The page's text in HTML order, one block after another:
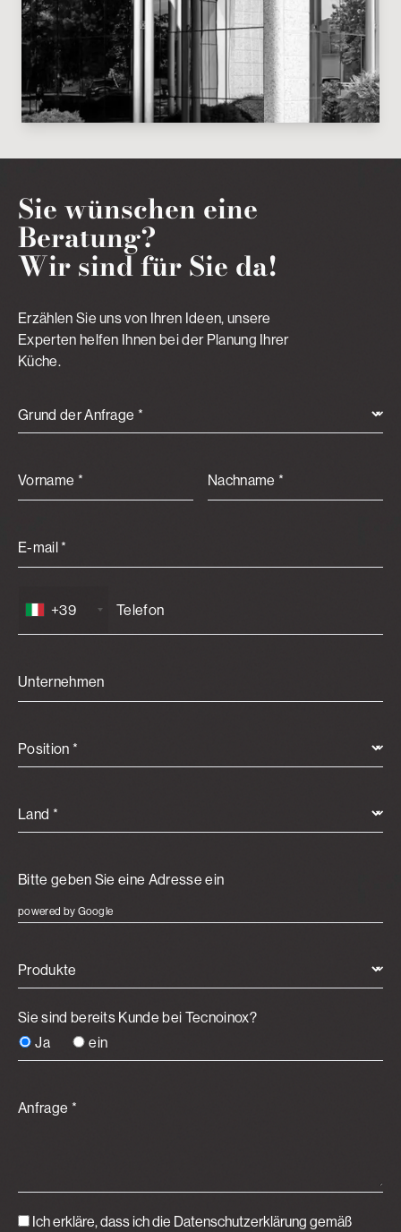
Sie wünschen eine
Beratung?
Wir sind für Sie da!
Erzählen Sie uns von Ihren Ideen, unsere
Experten helfen Ihnen bei der Planung Ihrer
Küche.
Grund der Anfrage *
Vorname * Nachname *
E-mail *
+39
Unternehmen
Position *
Land *
powered by Google
Produkte
Sie sind bereits Kunde bei Tecnoinox?
Ja
ein
Anfrage *
Ich erkläre, dass ich die Datenschutzerklärung gemäß